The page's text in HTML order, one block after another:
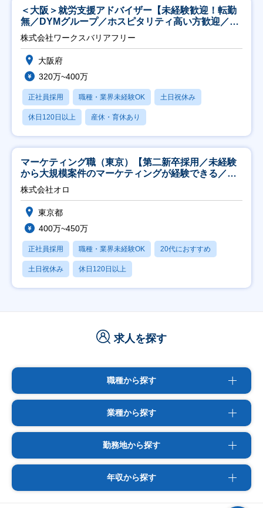
＜大阪＞就労支援アドバイザー【未経験歓迎！転勤
無／DYMグループ／ホスピタリティ高い方歓迎／土
日祝】
株式会社ワークスバリアフリー
大阪府
320万~400万
正社員採用 職種・業界未経験OK 土日祝休み
休日120日以上 産休・育休あり
マーケティング職（東京）【第二新卒採用／未経験
から大規模案件のマーケティングが経験できる／研
修充実】
株式会社オロ
東京都
400万~450万
正社員採用 職種・業界未経験OK 20代におすすめ
土日祝休み 休日120日以上
求人を探す
職種から探す
業種から探す
勤務地から探す
年収から探す